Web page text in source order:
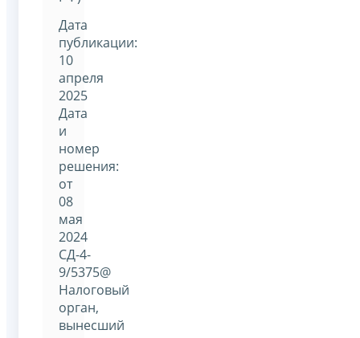
Дата
публикации:
10
апреля
2025
Дата
и
номер
решения:
от
08
мая
2024
СД-4-
9/5375@
Налоговый
орган,
вынесший